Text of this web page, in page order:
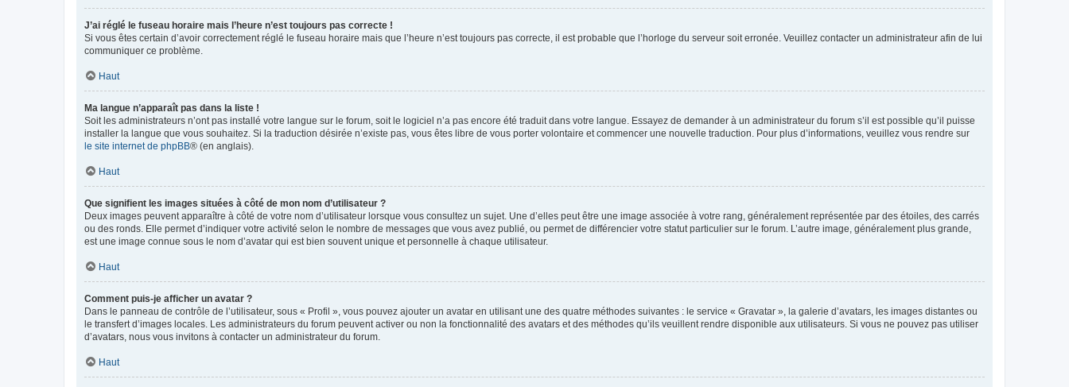
J’ai réglé le fuseau horaire mais l’heure n’est toujours pas correcte !
Si vous êtes certain d’avoir correctement réglé le fuseau horaire mais que l’heure n’est toujours pas correcte, il est probable que l’horloge du serveur soit erronée. Veuillez contacter un administrateur afin de lui
communiquer ce problème.
Haut
Ma langue n’apparaît pas dans la liste !
Soit les administrateurs n’ont pas installé votre langue sur le forum, soit le logiciel n’a pas encore été traduit dans votre langue. Essayez de demander à un administrateur du forum s’il est possible qu’il puisse
installer la langue que vous souhaitez. Si la traduction désirée n’existe pas, vous êtes libre de vous porter volontaire et commencer une nouvelle traduction. Pour plus d’informations, veuillez vous rendre sur
le site internet de phpBB® (en anglais).
Haut
Que signifient les images situées à côté de mon nom d’utilisateur ?
Deux images peuvent apparaître à côté de votre nom d’utilisateur lorsque vous consultez un sujet. Une d’elles peut être une image associée à votre rang, généralement représentée par des étoiles, des carrés
ou des ronds. Elle permet d’indiquer votre activité selon le nombre de messages que vous avez publié, ou permet de différencier votre statut particulier sur le forum. L’autre image, généralement plus grande,
est une image connue sous le nom d’avatar qui est bien souvent unique et personnelle à chaque utilisateur.
Haut
Comment puis-je afficher un avatar ?
Dans le panneau de contrôle de l’utilisateur, sous « Profil », vous pouvez ajouter un avatar en utilisant une des quatre méthodes suivantes : le service « Gravatar », la galerie d’avatars, les images distantes ou
le transfert d’images locales. Les administrateurs du forum peuvent activer ou non la fonctionnalité des avatars et des méthodes qu’ils veuillent rendre disponible aux utilisateurs. Si vous ne pouvez pas utiliser
d’avatars, nous vous invitons à contacter un administrateur du forum.
Haut